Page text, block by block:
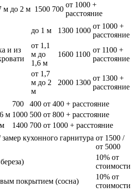
м до 2 м 1500 700
от 1000 +
расстояние
и из
до 1 м 1300 1000
от 1000 +
расстояние
от 1,1
м до
1,6 м
1600 1100
от 1100 +
расстояние
от 1,7
м до 2
м
2000 1300
от 1300 +
расстояние
700 400 от 400 + расстояние
м 1000 500 от 800 + расстояние
1400 700 от 1000 + расстояние
кухонного гарнитура от 1500 /
от 5000
10% от
стоимости
покрытием (сосна)
10% от
стоимости